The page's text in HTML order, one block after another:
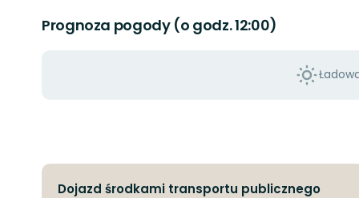
Prognoza pogody (o godz. 12:00)
Dojazd środkami transportu publicznego